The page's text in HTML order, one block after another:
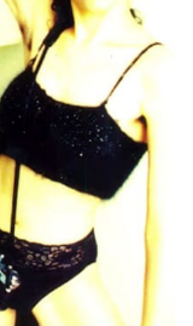
format_underlined הוסף קו תחתון
font_download סמן קישורים